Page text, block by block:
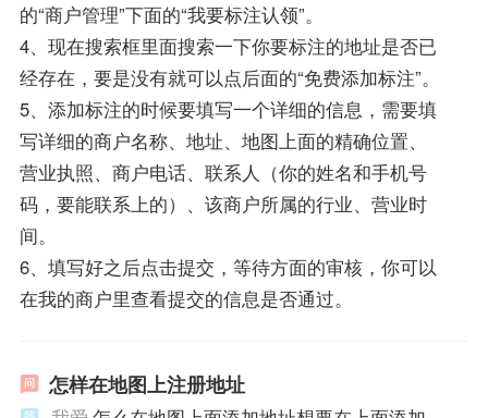
的“商户管理”下面的“我要标注认领”。
4、现在搜索框里面搜索一下你要标注的地址是否已
经存在，要是没有就可以点后面的“免费添加标注”。
5、添加标注的时候要填写一个详细的信息，需要填
写详细的商户名称、地址、地图上面的精确位置、
营业执照、商户电话、联系人（你的姓名和手机号
码，要能联系上的）、该商户所属的行业、营业时
间。
6、填写好之后点击提交，等待方面的审核，你可以
在我的商户里查看提交的信息是否通过。
怎样在地图上注册地址